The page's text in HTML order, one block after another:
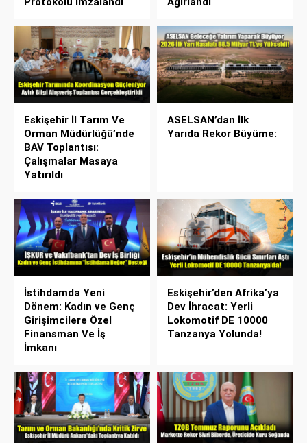
Eskişehir İl Tarım Ve
Orman Müdürlüğü’nde
BAV Toplantısı:
Çalışmalar Masaya
Yatırıldı
ASELSAN’dan İlk
Yarıda Rekor Büyüme:
İstihdamda Yeni
Dönem: Kadın ve Genç
Girişimcilere Özel
Finansman Ve İş
İmkanı
Eskişehir’den Afrika’ya
Dev İhracat: Yerli
Lokomotif DE 10000
Tanzanya Yolunda!